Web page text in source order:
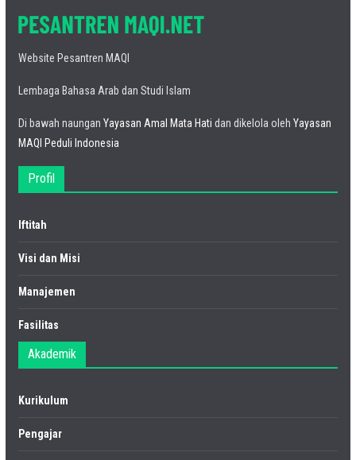
Website Pesantren MAQI
Lembaga Bahasa Arab dan Studi Islam
Di bawah naungan Yayasan Amal Mata Hati dan dikelola oleh Yayasan
MAQI Peduli Indonesia
Profil
Iftitah
Visi dan Misi
Manajemen
Fasilitas
Akademik
Kurikulum
Pengajar